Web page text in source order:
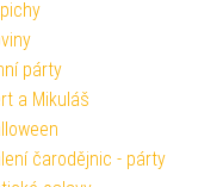
párty
a Mikuláš
čarodějnic - párty